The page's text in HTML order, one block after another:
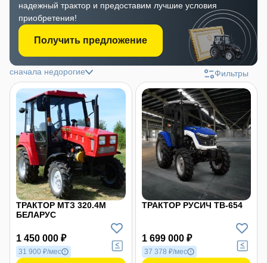
надежный трактор и предоставим лучшие условия
приобретения!
Получить предложение
сначала недорогие Фильтры
ТРАКТОР МТЗ 320.4М
БЕЛАРУС
1 450 000 ₽
31 900 ₽/мес
ТРАКТОР РУСИЧ ТB-654
1 699 000 ₽
37 378 ₽/мес